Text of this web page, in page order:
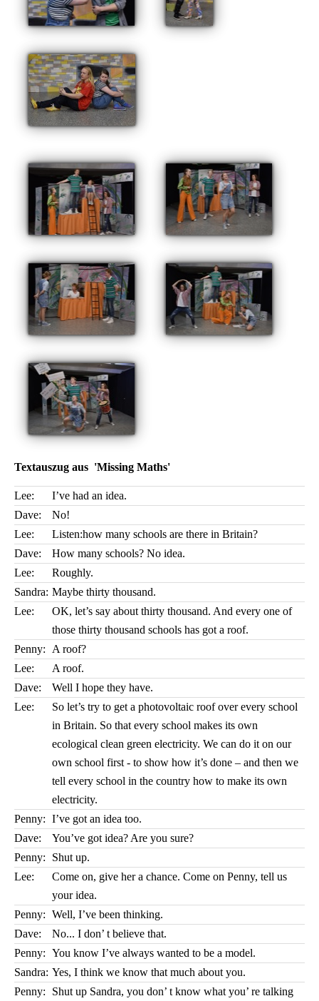
Textauszug aus 'Missing Maths'
Lee:
I’ve had an idea.
Dave:
No!
Lee:
Listen:how many schools are there in Britain?
Dave:
How many schools? No idea.
Lee:
Roughly.
Sandra: Maybe thirty thousand.
Lee:
OK, let’s say about thirty thousand. And every one of
those thirty thousand schools has got a roof.
Penny:
A roof?
Lee:
A roof.
Dave:
Well I hope they have.
Lee:
So let’s try to get a photovoltaic roof over every school
in Britain. So that every school makes its own
ecological clean green electricity. We can do it on our
own school first - to show how it’s done – and then we
tell every school in the country how to make its own
electricity.
Penny: I’ve got an idea too.
Dave:
You’ve got idea? Are you sure?
Penny:
Shut up.
Lee:
Come on, give her a chance. Come on Penny, tell us
your idea.
Penny: Well, I’ve been thinking.
Dave:
No... I don’ t believe that.
Penny: You know I’ve always wanted to be a model.
Sandra: Yes, I think we know that much about you.
Penny:
Shut up Sandra, you don’ t know what you’ re talking